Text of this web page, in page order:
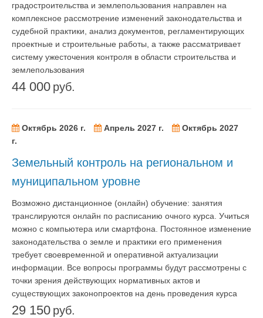
градостроительства и землепользования направлен на
комплексное рассмотрение изменений законодательства и
судебной практики, анализ документов, регламентирующих
проектные и строительные работы, а также рассматривает
систему ужесточения контроля в области строительства и
землепользования
44 000 руб.
Октябрь 2026 г. Апрель 2027 г.
Октябрь 2027
г.
Земельный контроль на региональном и
муниципальном уровне
Возможно дистанционное (онлайн) обучение: занятия
транслируются онлайн по расписанию очного курса. Учиться
можно с компьютера или смартфона. Постоянное изменение
законодательства о земле и практики его применения
требует своевременной и оперативной актуализации
информации. Все вопросы программы будут рассмотрены с
точки зрения действующих нормативных актов и
существующих законопроектов на день проведения курса
29 150 руб.